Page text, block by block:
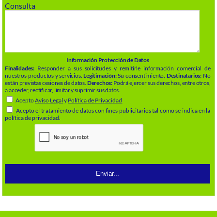
Consulta
Información Protección de Datos
Finalidades: Responder a sus solicitudes y remitirle información comercial de
nuestros productos y servicios.Legitimación:Su consentimiento. Destinatarios:No
están previstas cesiones de datos. Derechos: Podrá ejercer sus derechos, entre otros,
a acceder, rectificar, limitar y suprimir sus datos.
AceptoAviso Legal y Política de Privacidad
Acepto el tratamiento de datos con fines publicitarios tal como se indica en la
política de privacidad.